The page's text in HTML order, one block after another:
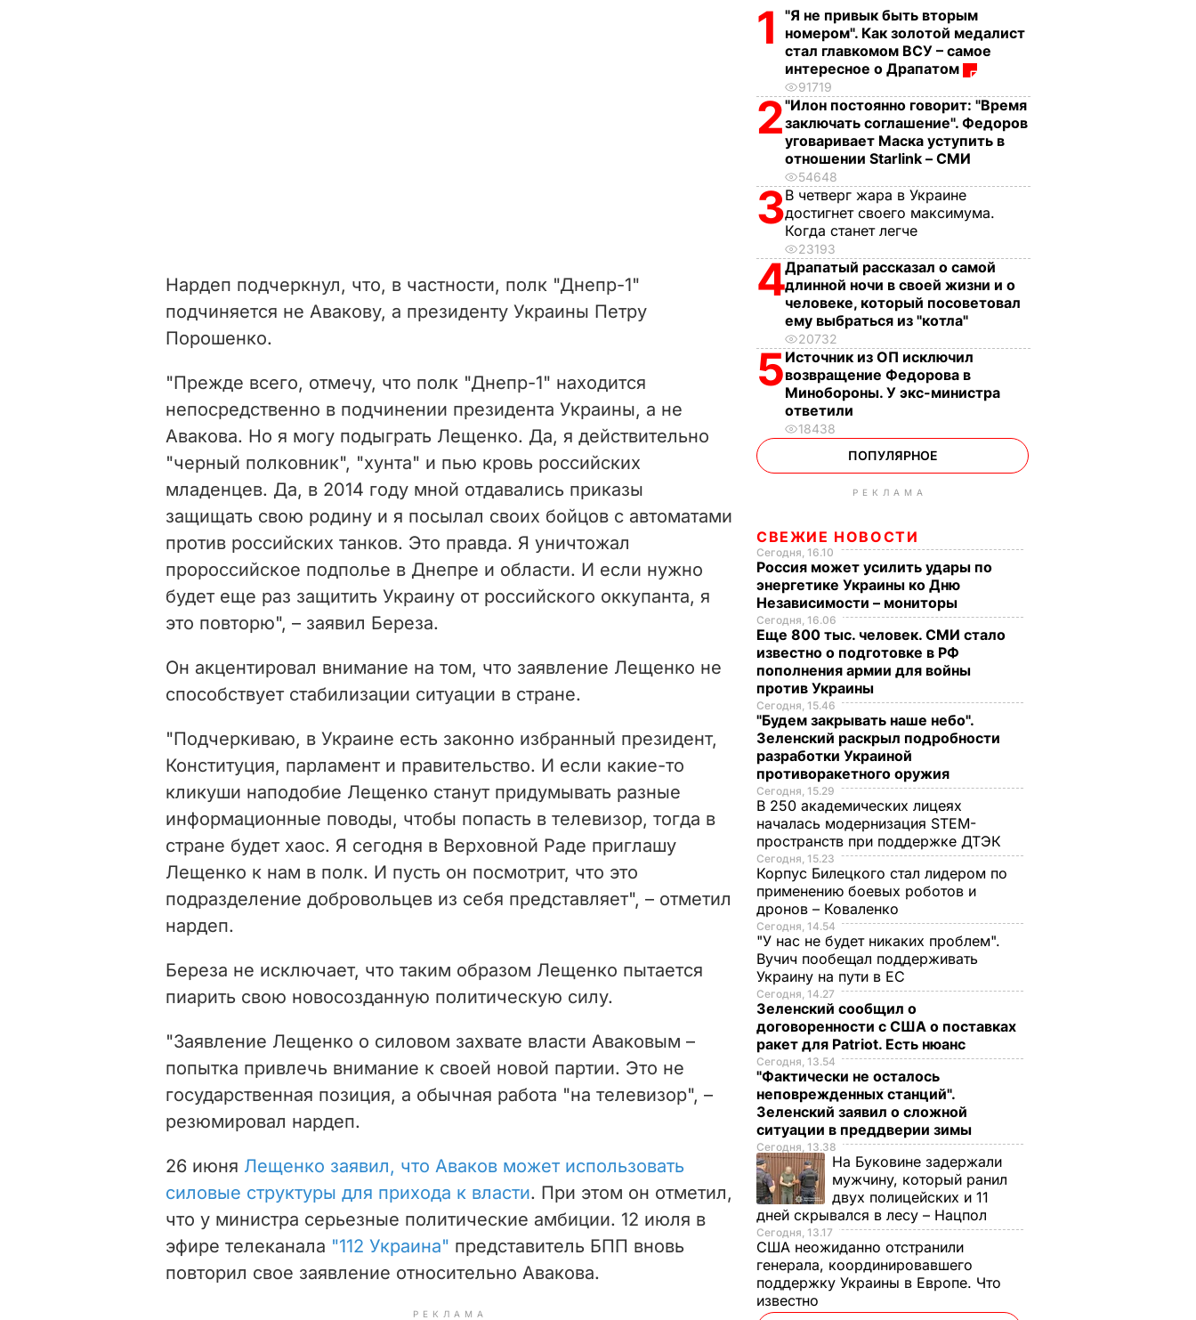
Нардеп подчеркнул, что, в частности, полк "Днепр-1"
подчиняется не Авакову, а президенту Украины Петру
Порошенко.
"Прежде всего, отмечу, что полк "Днепр-1" находится
непосредственно в подчинении президента Украины, а не
Авакова. Но я могу подыграть Лещенко. Да, я действительно
"черный полковник", "хунта" и пью кровь российских
младенцев. Да, в 2014 году мной отдавались приказы
защищать свою родину и я посылал своих бойцов с автоматами
против российских танков. Это правда. Я уничтожал
пророссийское подполье в Днепре и области. И если нужно
будет еще раз защитить Украину от российского оккупанта, я
это повторю", – заявил Береза.
Он акцентировал внимание на том, что заявление Лещенко не
способствует стабилизации ситуации в стране.
"Подчеркиваю, в Украине есть законно избранный президент,
Конституция, парламент и правительство. И если какие-то
кликуши наподобие Лещенко станут придумывать разные
информационные поводы, чтобы попасть в телевизор, тогда в
стране будет хаос. Я сегодня в Верховной Раде приглашу
Лещенко к нам в полк. И пусть он посмотрит, что это
подразделение добровольцев из себя представляет", – отметил
нардеп.
Береза не исключает, что таким образом Лещенко пытается
пиарить свою новосозданную политическую силу.
"Заявление Лещенко о силовом захвате власти Аваковым –
попытка привлечь внимание к своей новой партии. Это не
государственная позиция, а обычная работа "на телевизор", –
резюмировал нардеп.
26 июня Лещенко заявил, что Аваков может использовать
силовые структуры для прихода к власти. При этом он отметил,
что у министра серьезные политические амбиции. 12 июля в
эфире телеканала "112 Украина" представитель БПП вновь
повторил свое заявление относительно Авакова.
РЕКЛАМА
1
"Я не привык быть вторым
номером". Как золотой медалист
стал главкомом ВСУ – самое
интересное о Драпатом
91719
2"Илон постоянно говорит: "Время
заключать соглашение". Федоров
уговаривает Маска уступить в
отношении Starlink – СМИ
54648
3В четверг жара в Украине
достигнет своего максимума.
Когда станет легче
23193
4Драпатый рассказал о самой
длинной ночи в своей жизни и о
человеке, который посоветовал
ему выбраться из "котла"
20732
5Источник из ОП исключил
возвращение Федорова в
Минобороны. У экс-министра
ответили
18438
ПОПУЛЯРНОЕ
РЕКЛАМА
СВЕЖИЕ НОВОСТИ
Сегодня, 16.10
Россия может усилить удары по
энергетике Украины ко Дню
Независимости – мониторы
Сегодня, 16.06
Еще 800 тыс. человек. СМИ стало
известно о подготовке в РФ
пополнения армии для войны
против Украины
Сегодня, 15.46
"Будем закрывать наше небо".
Зеленский раскрыл подробности
разработки Украиной
противоракетного оружия
Сегодня, 15.29
В 250 академических лицеях
началась модернизация STEM-
пространств при поддержке ДТЭК​
Сегодня, 15.23
Корпус Билецкого стал лидером по
применению боевых роботов и
дронов – Коваленко
Сегодня, 14.54
"У нас не будет никаких проблем".
Вучич пообещал поддерживать
Украину на пути в ЕС
Сегодня, 14.27
Зеленский сообщил о
договоренности с США о поставках
ракет для Patriot. Есть нюанс
Сегодня, 13.54
"Фактически не осталось
неповрежденных станций".
Зеленский заявил о сложной
ситуации в преддверии зимы
Сегодня, 13.38
На Буковине задержали
мужчину, который ранил
двух полицейских и 11
дней скрывался в лесу – Нацпол
Сегодня, 13.17
США неожиданно отстранили
генерала, координировавшего
поддержку Украины в Европе. Что
известно